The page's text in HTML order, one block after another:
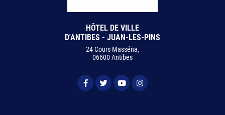
HÔTEL DE VILLE
D'ANTIBES - JUAN-LES-PINS
24 Cours Masséna,
06600 Antibes